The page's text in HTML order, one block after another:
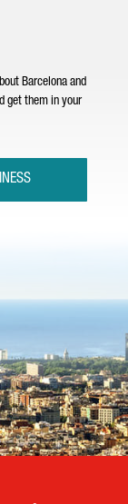
Barcelona and
get them in your